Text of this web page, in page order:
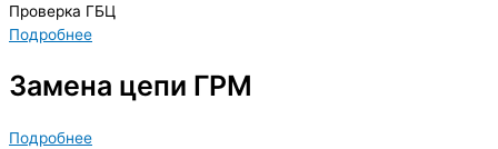
Проверка ГБЦ
Подробнее
Замена цепи ГРМ
Подробнее